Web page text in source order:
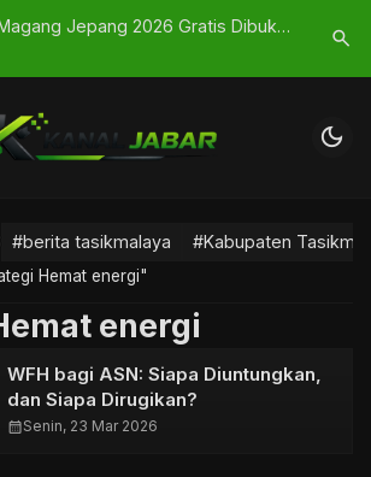
2026 Gratis Dibuka
Terbatas!
Menakar Efektivitas
Tasikmalaya
search
dark_mode
#berita tasikmalaya #Kabupaten
Hemat energi"
energi
WFH bagi ASN: Siapa Diuntungkan,
dan Siapa Dirugikan?
calendar_monthSenin, 23 Mar 2026